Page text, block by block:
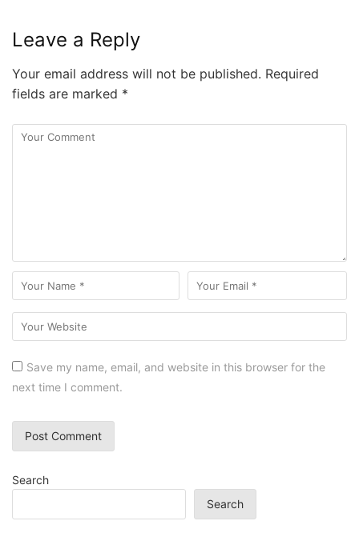
Leave a Reply
Your email address will not be published. Required
fields are marked *
Save my name, email, and website in this browser for the
next time I comment.
Search
Search